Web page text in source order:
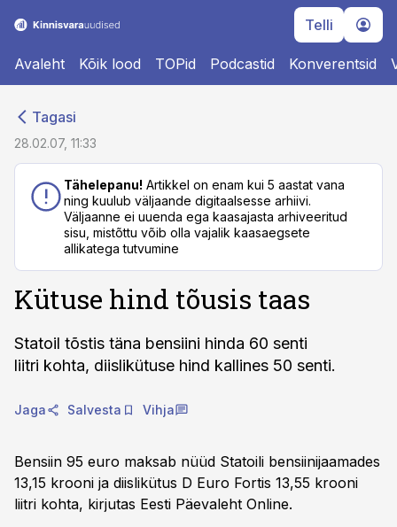
Telli
Avaleht Kõik lood TOPid Podcastid Konverentsid
Tagasi
28.02.07, 11:33
Tähelepanu! Artikkel on enam kui 5 aastat vana
ning kuulub väljaande digitaalsesse arhiivi.
Väljaanne ei uuenda ega kaasajasta arhiveeritud
sisu, mistõttu võib olla vajalik kaasaegsete
allikatega tutvumine
Kütuse hind tõusis taas
Statoil tõstis täna bensiini hinda 60 senti
liitri kohta, diislikütuse hind kallines 50 senti.
Jaga Salvesta Vihja
Bensiin 95 euro maksab nüüd Statoili bensiinijaamades
13,15 krooni ja diislikütus D Euro Fortis 13,55 krooni
liitri kohta, kirjutas Eesti Päevaleht Online.